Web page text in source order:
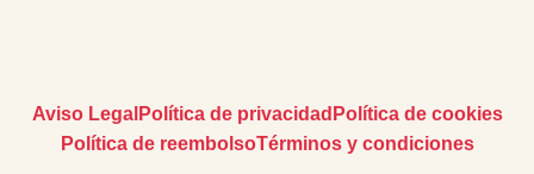
Aviso Legal Política de privacidad Política de cookies
Política de reembolsoTérminos y condiciones